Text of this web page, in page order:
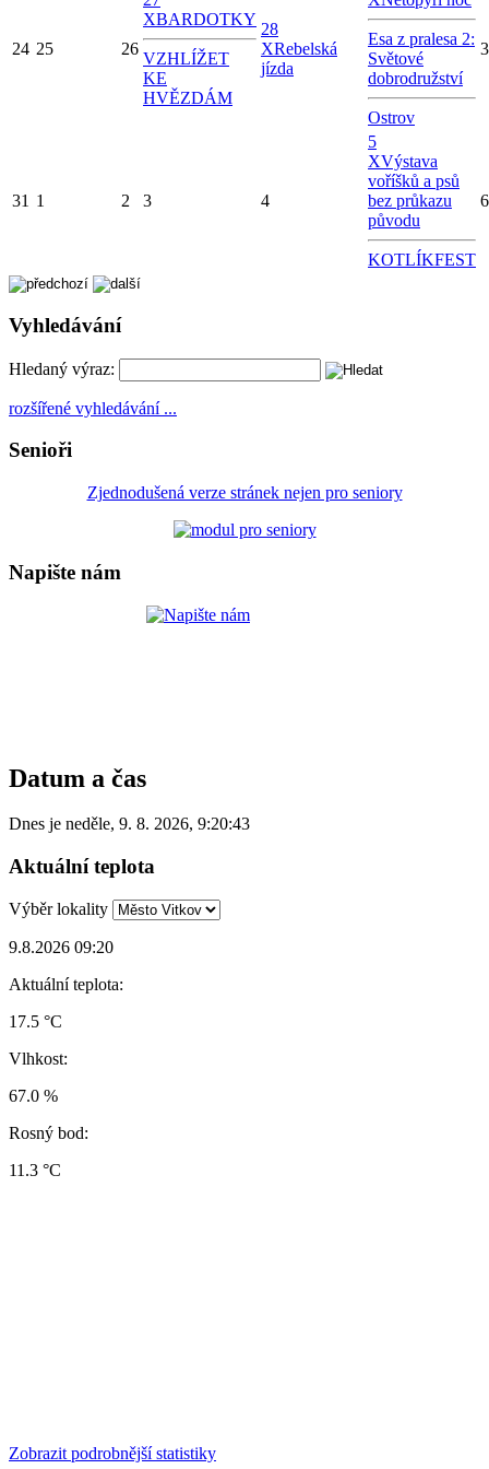
24 25 26
XBARDOTKY
VZHLÍŽET
KE
HVĚZDÁM
28
XRebelská
jízda
Esa z pralesa 2:
Světové
dobrodružství
Ostrov
31 1 2 3 4
5
XVýstava
voříšků a psů
bez průkazu
původu
KOTLÍKFEST
6
Vyhledávání
Hledaný výraz:
rozšířené vyhledávání ...
Senioři
Zjednodušená verze stránek nejen pro seniory
Napište nám
Datum a čas
Dnes je neděle, 9. 8. 2026, 9:20:43
Aktuální teplota
Výběr lokality
9.8.2026 09:20
Aktuální teplota:
17.5 °C
Vlhkost:
67.0 %
Rosný bod:
11.3 °C
Zobrazit podrobnější statistiky